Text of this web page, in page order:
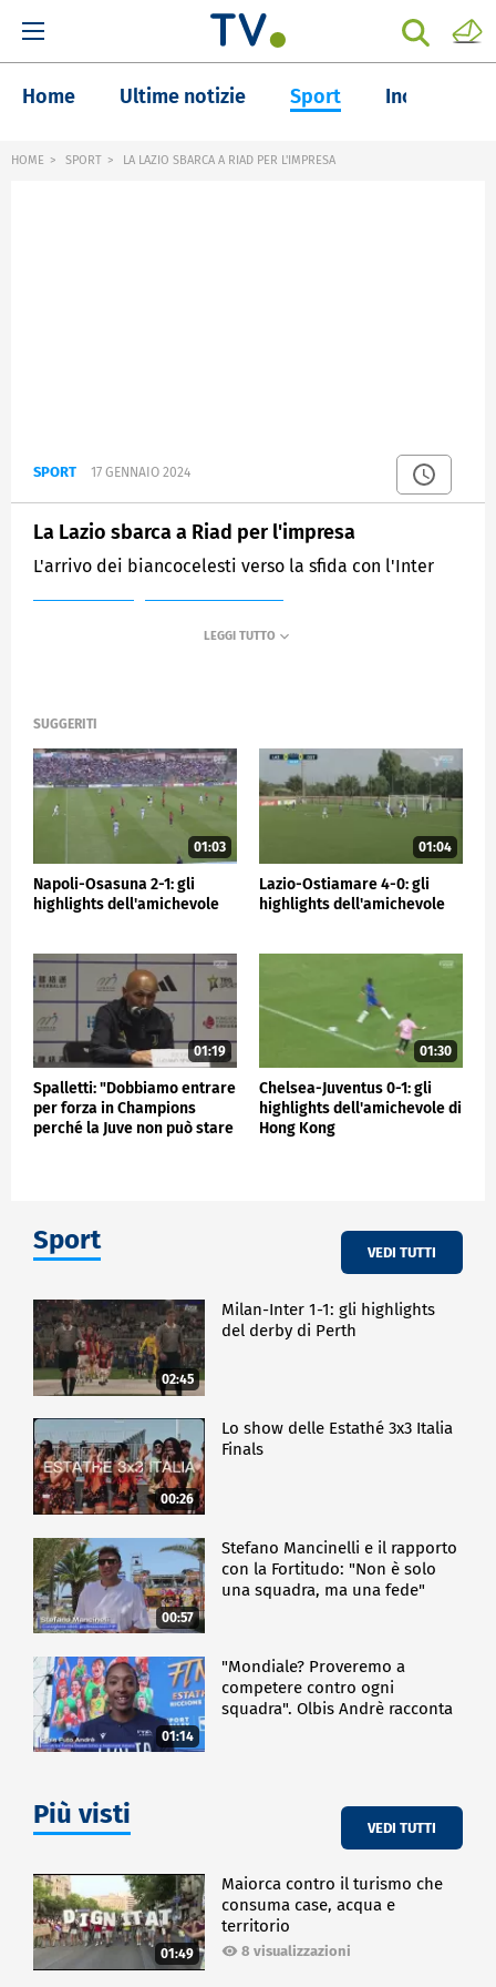
Home Ultime notizie Sport Inchieste
HOME SPORT LA LAZIO SBARCA A RIAD PER L'IMPRESA
SPORT 17 GENNAIO 2024
La Lazio sbarca a Riad per l'impresa
L'arrivo dei biancocelesti verso la sfida con l'Inter
SUGGERITI
01:03
Napoli-Osasuna 2-1: gli
highlights dell'amichevole
01:04
Lazio-Ostiamare 4-0: gli
highlights dell'amichevole
01:19
Spalletti: "Dobbiamo entrare
per forza in Champions
perché la Juve non può stare
01:30
Chelsea-Juventus 0-1: gli
highlights dell'amichevole di
Hong Kong
Sport VEDI TUTTI
02:45
Milan-Inter 1-1: gli highlights
del derby di Perth
00:26
Lo show delle Estathé 3x3 Italia
Finals
00:57
Stefano Mancinelli e il rapporto
con la Fortitudo: "Non è solo
una squadra, ma una fede"
01:14
"Mondiale? Proveremo a
competere contro ogni
squadra". Olbis Andrè racconta
Più visti VEDI TUTTI
01:49
Maiorca contro il turismo che
consuma case, acqua e
territorio
8 visualizzazioni